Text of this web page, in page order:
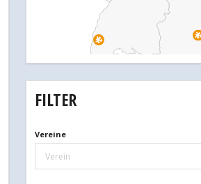
FILTER
Vereine
Verein